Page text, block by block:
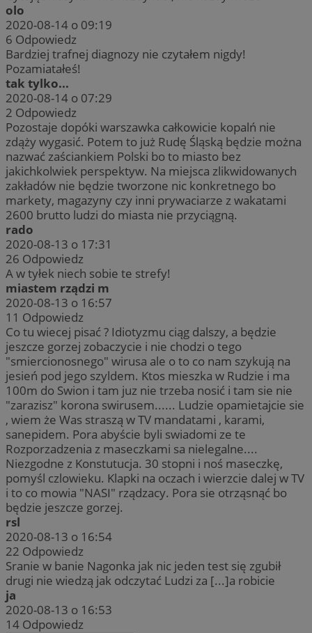
olo
2020-08-14 o 09:19
6 Odpowiedz
Bardziej trafnej diagnozy nie czytałem nigdy!
Pozamiatałeś!
tak tylko...
2020-08-14 o 07:29
2 Odpowiedz
Pozostaje dopóki warszawka całkowicie kopalń nie
zdąży wygasić. Potem to już Rudę Śląską będzie można
nazwać zaściankiem Polski bo to miasto bez
jakichkolwiek perspektyw. Na miejsca zlikwidowanych
zakładów nie będzie tworzone nic konkretnego bo
markety, magazyny czy inni prywaciarze z wakatami
2600 brutto ludzi do miasta nie przyciągną.
rado
2020-08-13 o 17:31
26 Odpowiedz
A w tyłek niech sobie te strefy!
miastem rządzi m
2020-08-13 o 16:57
11 Odpowiedz
Co tu wiecej pisać ? Idiotyzmu ciąg dalszy, a będzie
jeszcze gorzej zobaczycie i nie chodzi o tego
"smiercionosnego" wirusa ale o to co nam szykują na
jesień pod jego szyldem. Ktos mieszka w Rudzie i ma
100m do Swion i tam juz nie trzeba nosić i tam sie nie
"zarazisz" korona swirusem...... Ludzie opamietajcie sie
, wiem że Was straszą w TV mandatami , karami,
sanepidem. Pora abyście byli swiadomi ze te
Rozporzadzenia z maseczkami sa nielegalne....
Niezgodne z Konstutucja. 30 stopni i noś maseczkę,
pomyśl czlowieku. Klapki na oczach i wierzcie dalej w TV
i to co mowia "NASI" rządzacy. Pora sie otrząsnąć bo
będzie jeszcze gorzej.
rsl
2020-08-13 o 16:54
22 Odpowiedz
Sranie w banie Nagonka jak nic jeden test się zgubił
drugi nie wiedzą jak odczytać Ludzi za [...]a robicie
ja
2020-08-13 o 16:53
14 Odpowiedz